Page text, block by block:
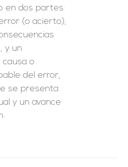
en dos partes:
(o acierto),
y un
o
del error,
se presenta
y un avance